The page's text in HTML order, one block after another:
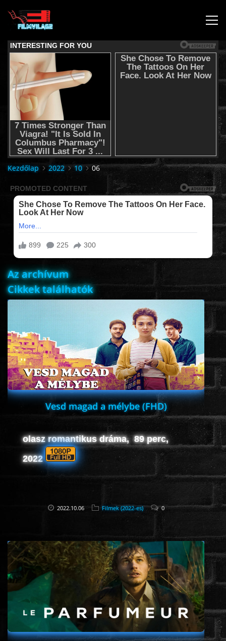
KEZDŐLAP
JOGI NYILATKOZAT,SEGÍTSÉG NYÚJTÁS,FELHASZNÁLÁSI
FELTÉTEL
AUDIO TRACK SWITCHING/HANGSÁV BEÁLLÍTÁSOK/
2K & 4K FILMEK
FILMEK (2026-OS)
FILMEK (2025-ÖS)
FILMEK (2024-ES)
FILMEK (2023-AS)
FILMEK (2022-ES)
FELIRATOS FILMEK
VÍGJÁTÉK
HORROR
KALAND
FANTASY
THRILLER
Kezdőlap 2022 10 06
Az archívum
Cikkek találhatók
Vesd magad a mélybe (FHD)
olasz romantikus dráma, 89 perc,
2022
2022.10.06 Filmek (2022-es) 0